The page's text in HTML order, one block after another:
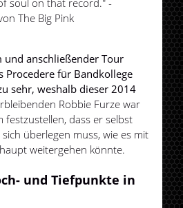
soul on that record." -
The Big Pink
und anschließender Tour
Procedere für Bandkollege
sehr, weshalb dieser 2014
Robbie Furze war
festzustellen, dass er selbst
überlegen muss, wie es mit
weitergehen könnte.
und Tiefpunkte in